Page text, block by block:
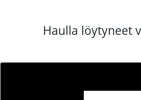
Haulla löytyneet